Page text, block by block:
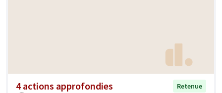
4 actions approfondies
Retenue